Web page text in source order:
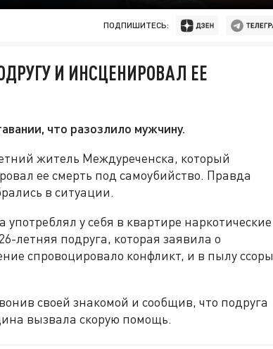
ПОДПИШИТЕСЬ:
И ИНСЦЕНИРОВАЛ ЕЕ
что разозлило мужчину.
житель Междуреченска, который
ее смерть под самоубийство. Правда
в ситуации.
у себя в квартире наркотические
летняя подруга, которая заявила о
спровоцировало конфликт, и в пылу ссоры
своей знакомой и сообщив, что подруга
вызвала скорую помощь.